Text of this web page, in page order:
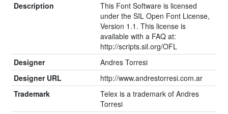
Description
This Font Software is licensed
under the SIL Open Font License,
Version 1.1. This license is
available with a FAQ at:
http://scripts.sil.org/OFL
Designer
Andres Torresi
Designer URL
http://www.andrestorresi.com.ar
Trademark
Telex is a trademark of Andres
Torresi